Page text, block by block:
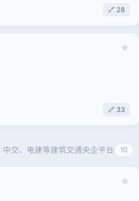
🔗 28
★
🔗 33
交、电建等建筑交通央企平台 10
★